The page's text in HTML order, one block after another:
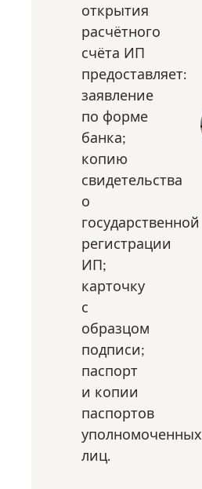
открытия
расчётного
счёта ИП
предоставляет:
заявление
по форме
банка;
копию
свидетельства
о
государственной
регистрации
ИП;
карточку
с
образцом
подписи;
паспорт
и копии
паспортов
уполномоченных
лиц.